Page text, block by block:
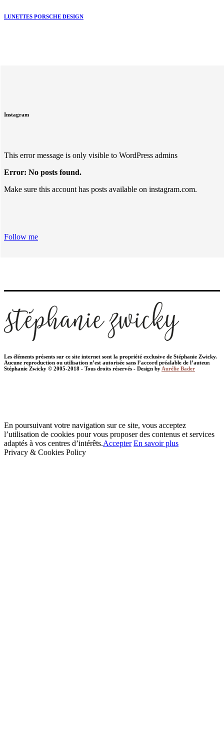
LUNETTES PORSCHE DESIGN
Instagram
This error message is only visible to WordPress admins
Error: No posts found.
Make sure this account has posts available on instagram.com.
Follow me
Les éléments présents sur ce site internet sont la propriété exclusive de Stéphanie Zwicky.
Aucune reproduction ou utilisation n’est autorisée sans l’accord préalable de l’auteur.
Stéphanie Zwicky © 2005-2018 - Tous droits réservés - Design by Aurélie Bader
En poursuivant votre navigation sur ce site, vous acceptez
l’utilisation de cookies pour vous proposer des contenus et services
adaptés à vos centres d’intérêts.Accepter En savoir plus
Privacy & Cookies Policy